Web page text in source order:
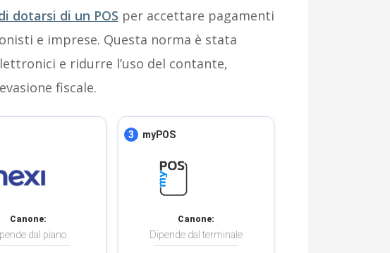
dotarsi di un POS per accettare pagamenti
e imprese. Questa norma è stata
e ridurre l’uso del contante,
fiscale.
Canone:
dal piano
3 myPOS
Canone:
Dipende dal terminale